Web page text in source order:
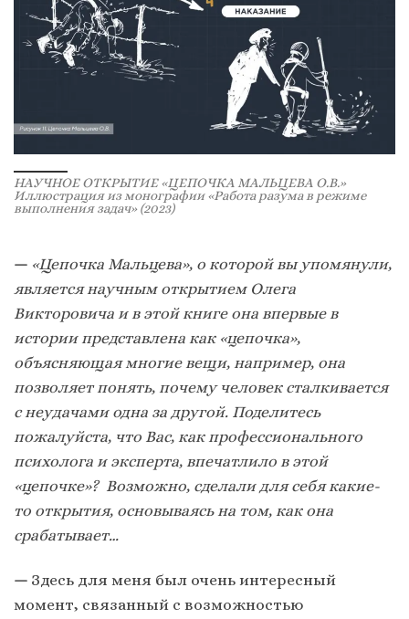
НАУЧНОЕ ОТКРЫТИЕ «ЦЕПОЧКА МАЛЬЦЕВА О.В.»
Иллюстрация из монографии «Работа разума в режиме
выполнения задач» (2023)
— «Цепочка Мальцева», о которой вы упомянули,
является научным открытием Олега
Викторовича и в этой книге она впервые в
истории представлена как «цепочка»,
объясняющая многие вещи, например, она
позволяет понять, почему человек сталкивается
с неудачами одна за другой. Поделитесь
пожалуйста, что Вас, как профессионального
психолога и эксперта, впечатлило в этой
«цепочке»? Возможно, сделали для себя какие-
то открытия, основываясь на том, как она
срабатывает…
— Здесь для меня был очень интересный
момент, связанный с возможностью